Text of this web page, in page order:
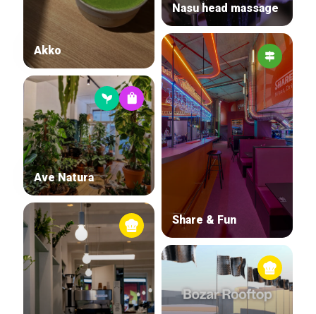
Akko
Nasu head massage
Share & Fun
Ave Natura